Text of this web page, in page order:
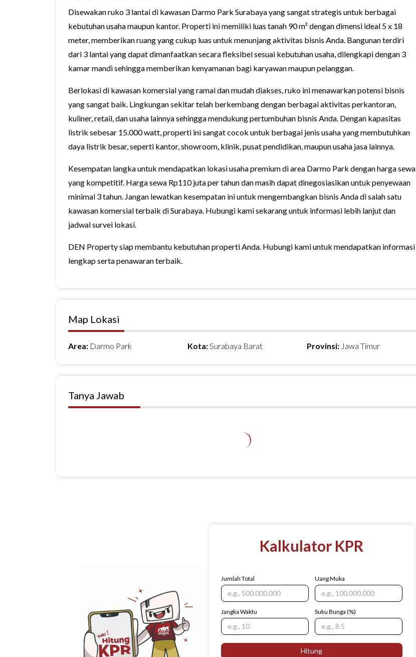
Kalkulator KPR
Jumlah Total Uang Muka
Jangka Waktu Suku Bunga (%)
Hitung
Disewakan ruko 3 lantai di kawasan Darmo Park Surabaya yang sangat strategis untuk berbagai
kebutuhan usaha maupun kantor. Properti ini memiliki luas tanah 90 m² dengan dimensi ideal 5 x 18
meter, memberikan ruang yang cukup luas untuk menunjang aktivitas bisnis Anda. Bangunan terdiri
dari 3 lantai yang dapat dimanfaatkan secara fleksibel sesuai kebutuhan usaha, dilengkapi dengan 3
kamar mandi sehingga memberikan kenyamanan bagi karyawan maupun pelanggan.
Berlokasi di kawasan komersial yang ramai dan mudah diakses, ruko ini menawarkan potensi bisnis
yang sangat baik. Lingkungan sekitar telah berkembang dengan berbagai aktivitas perkantoran,
kuliner, retail, dan usaha lainnya sehingga mendukung pertumbuhan bisnis Anda. Dengan kapasitas
listrik sebesar 15.000 watt, properti ini sangat cocok untuk berbagai jenis usaha yang membutuhkan
daya listrik besar, seperti kantor, showroom, klinik, pusat pendidikan, maupun usaha jasa lainnya.
Kesempatan langka untuk mendapatkan lokasi usaha premium di area Darmo Park dengan harga sewa
yang kompetitif. Harga sewa Rp110 juta per tahun dan masih dapat dinegosiasikan untuk penyewaan
minimal 3 tahun. Jangan lewatkan kesempatan ini untuk mengembangkan bisnis Anda di salah satu
kawasan komersial terbaik di Surabaya. Hubungi kami sekarang untuk informasi lebih lanjut dan
jadwal survei lokasi.
DEN Property siap membantu kebutuhan properti Anda. Hubungi kami untuk mendapatkan informasi
lengkap serta penawaran terbaik.
Map Lokasi
Area: Darmo Park Kota:Surabaya Barat Provinsi: Jawa Timur
Tanya Jawab